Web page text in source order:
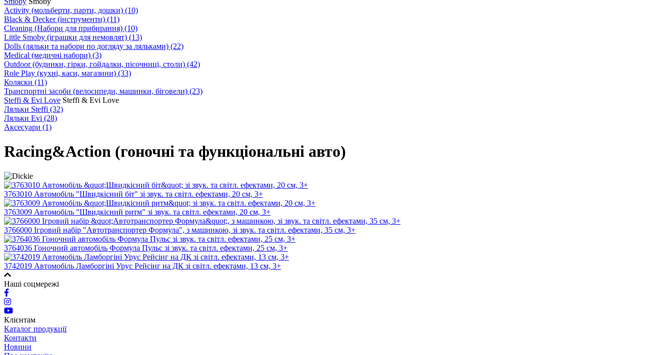
Аctivity (мольберти, парти, дошки) (10)
Black & Decker (інструменти) (11)
Cleaning (Набори для прибирання) (10)
Little Smoby (іграшки для немовлят) (13)
Dolls (ляльки та набори по догляду за ляльками) (22)
Medical (медичні набори) (3)
Outdoor (будинки, гірки, гойдалки, пісочниці, столи) (42)
Role Play (кухні, каси, магазини) (33)
Коляски (11)
Транспортні засоби (велосипеди, машинки, біговели) (23)
Steffi & Evi Love Steffi & Evi Love
Ляльки Steffi (32)
Ляльки Evi (28)
Аксесуари (1)
Racing&Action (гоночні та функціональні авто)
3763010 Автомобіль "Швидкісний біт" зі звук. та світл. ефектами, 20 см, 3+
3763009 Автомобіль "Швидкісний ритм" зі звук. та світл. ефектами, 20 см, 3+
3766000 Ігровий набір "Автотранспортер Формула", з машинкою, зі звук. та світл. ефектами, 35 см, 3+
3764036 Гоночний автомобіль Формула Пульс зі звук. та світл. ефектами, 25 см, 3+
3742019 Автомобіль Ламборгіні Урус Рейсінг на ДК зі світл. ефектами, 13 см, 3+
Наші соцмережі
Клієнтам
Каталог продукції
Контакти
Новини